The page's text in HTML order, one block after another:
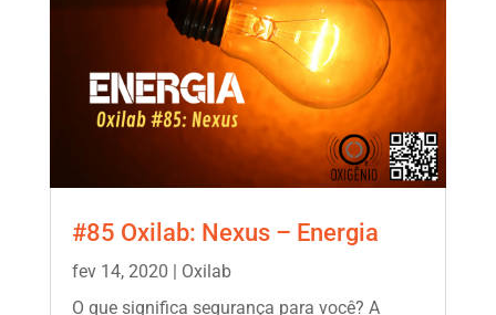
#85 Oxilab: Nexus – Energia
fev 14, 2020 | Oxilab
O que significa segurança para você? A